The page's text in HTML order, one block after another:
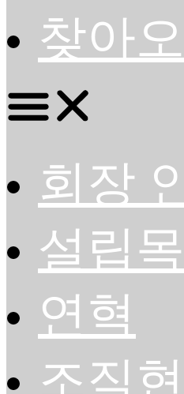
찾아
회장
설립
연혁
조직